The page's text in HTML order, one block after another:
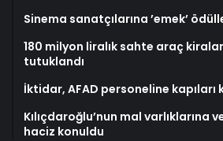
Sinema sanatçılarına ’emek’
180 milyon liralık sahte araç
tutuklandı
İktidar, AFAD personeline kapıları
Kılıçdaroğlu’nun mal varlıklarına
haciz konuldu